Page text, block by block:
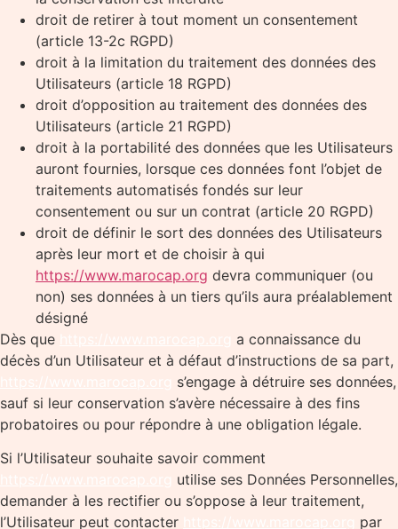
droit de retirer à tout moment un consentement
(article 13-2c RGPD)
droit à la limitation du traitement des données des
Utilisateurs (article 18 RGPD)
droit d’opposition au traitement des données des
Utilisateurs (article 21 RGPD)
droit à la portabilité des données que les Utilisateurs
auront fournies, lorsque ces données font l’objet de
traitements automatisés fondés sur leur
consentement ou sur un contrat (article 20 RGPD)
droit de définir le sort des données des Utilisateurs
après leur mort et de choisir à qui
https://www.marocap.org devra communiquer (ou
non) ses données à un tiers qu’ils aura préalablement
désigné
Dès que
a connaissance du
décès d’un Utilisateur et à défaut d’instructions de sa part,
s’engage à détruire ses données,
sauf si leur conservation s’avère nécessaire à des fins
probatoires ou pour répondre à une obligation légale.
Si l’Utilisateur souhaite savoir comment
utilise ses Données Personnelles,
demander à les rectifier ou s’oppose à leur traitement,
l’Utilisateur peut contacter
par